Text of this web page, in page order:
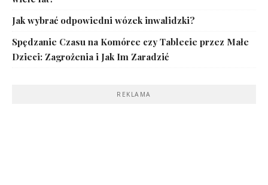
Jak wybrać odpowiedni wózek inwalidzki?
Spędzanie Czasu na Komórce czy Tablecie przez Małe
Dzieci: Zagrożenia i Jak Im Zaradzić
REKLAMA